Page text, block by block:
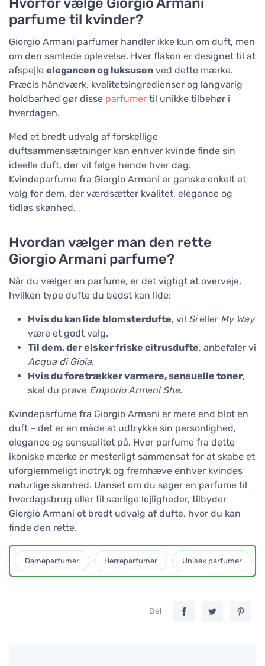
parfume til kvinder?
Giorgio Armani parfumer handler ikke kun om duft, men
om den samlede oplevelse. Hver flakon er designet til at
afspejle elegancen og luksusen ved dette mærke.
Præcis håndværk, kvalitetsingredienser og langvarig
holdbarhed gør disse parfumer til unikke tilbehør i
hverdagen.
Med et bredt udvalg af forskellige
duftsammensætninger kan enhver kvinde finde sin
ideelle duft, der vil følge hende hver dag.
Kvindeparfume fra Giorgio Armani er ganske enkelt et
valg for dem, der værdsætter kvalitet, elegance og
tidløs skønhed.
Hvordan vælger man den rette
Giorgio Armani parfume?
Når du vælger en parfume, er det vigtigt at overveje,
hvilken type dufte du bedst kan lide:
Hvis du kan lide blomsterdufte, vil Sieller My Way
være et godt valg.
Til dem, der elsker friske citrusdufte, anbefaler vi
Acqua di Gioia.
Hvis du foretrækker varmere, sensuelle toner,
skal du prøve Emporio Armani She.
Kvindeparfume fra Giorgio Armani er mere end blot en
duft – det er en måde at udtrykke sin personlighed,
elegance og sensualitet på. Hver parfume fra dette
ikoniske mærke er mesterligt sammensat for at skabe et
uforglemmeligt indtryk og fremhæve enhver kvindes
naturlige skønhed. Uanset om du søger en parfume til
hverdagsbrug eller til særlige lejligheder, tilbyder
Giorgio Armani et bredt udvalg af dufte, hvor du kan
finde den rette.
Dameparfumer Herreparfumer Unisex parfumer
Del